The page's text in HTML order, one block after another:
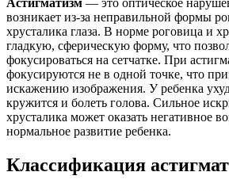
Астигматизм — это оптическое
возникает из-за неправильной формы
хрусталика глаза. В норме роговица и
гладкую, сферическую форму, что
фокусироваться на сетчатке. При
фокусируются не в одной точке, что
искажению изображения. У ребенка
кружится и болеть голова. Сильное
хрусталика может оказать негативное
нормальное развитие ребенка.
Классификация